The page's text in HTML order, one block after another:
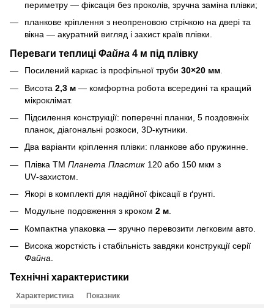
периметру — фіксація без проколів, зручна заміна плівки;
планкове кріплення з неопреновою стрічкою на двері та
вікна — акуратний вигляд і захист країв плівки.
Переваги теплиці Файна 4 м під плівку
Посилений каркас із профільної труби 30×20 мм
Висота 2,3 м — комфортна робота всередині та кращий
мікроклімат.
Підсилення конструкції: поперечні планки, 5 поздовжніх
планок, діагональні розкоси, 3D‑кутники.
Два варіанти кріплення плівки: планкове або пружинне.
Плівка ТМ Планета Пластик 120 або 150 мкм з
UV‑захистом.
Якорі в комплекті для надійної фіксації в ґрунті.
Модульне подовження з кроком 2 м.
Компактна упаковка — зручно перевозити легковим авто.
Висока жорсткість і стабільність завдяки конструкції серії
Файна.
Технічні характеристики
Характеристика Показник